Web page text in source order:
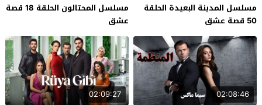
مسلسل المدينة البعيدة الحلقة
50 قصة عشق
مسلسل المحتالون الحلقة 18 قصة
عشق
02:08:46
02:09:27